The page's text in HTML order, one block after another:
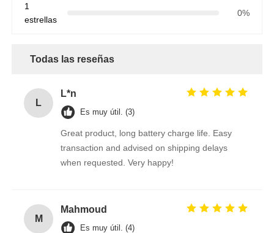
1
estrellas
0%
Todas las reseñas
L
L*n
Es muy útil. (3)
Great product, long battery charge life. Easy
transaction and advised on shipping delays
when requested. Very happy!
M
Mahmoud
Es muy útil. (4)